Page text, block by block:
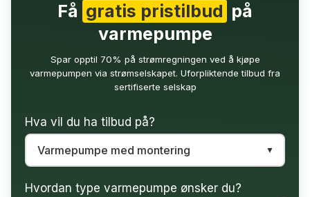
Få gratis pristilbud på
varmepumpe
Spar opptil 70% på strømregningen ved å kjøpe
varmepumpen via strømselskapet. Uforpliktende tilbud fra
sertifiserte selskap
Hva vil du ha tilbud på?
Hvordan type varmepumpe ønsker du?